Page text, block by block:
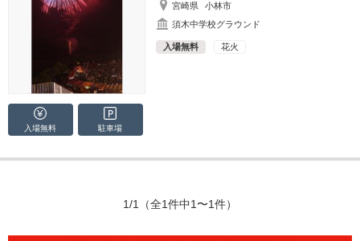
宮崎県
小林市
須木中学校グラウンド
入場無料 花火
入場無料 駐車場
1/1 （全1件中1〜1件）